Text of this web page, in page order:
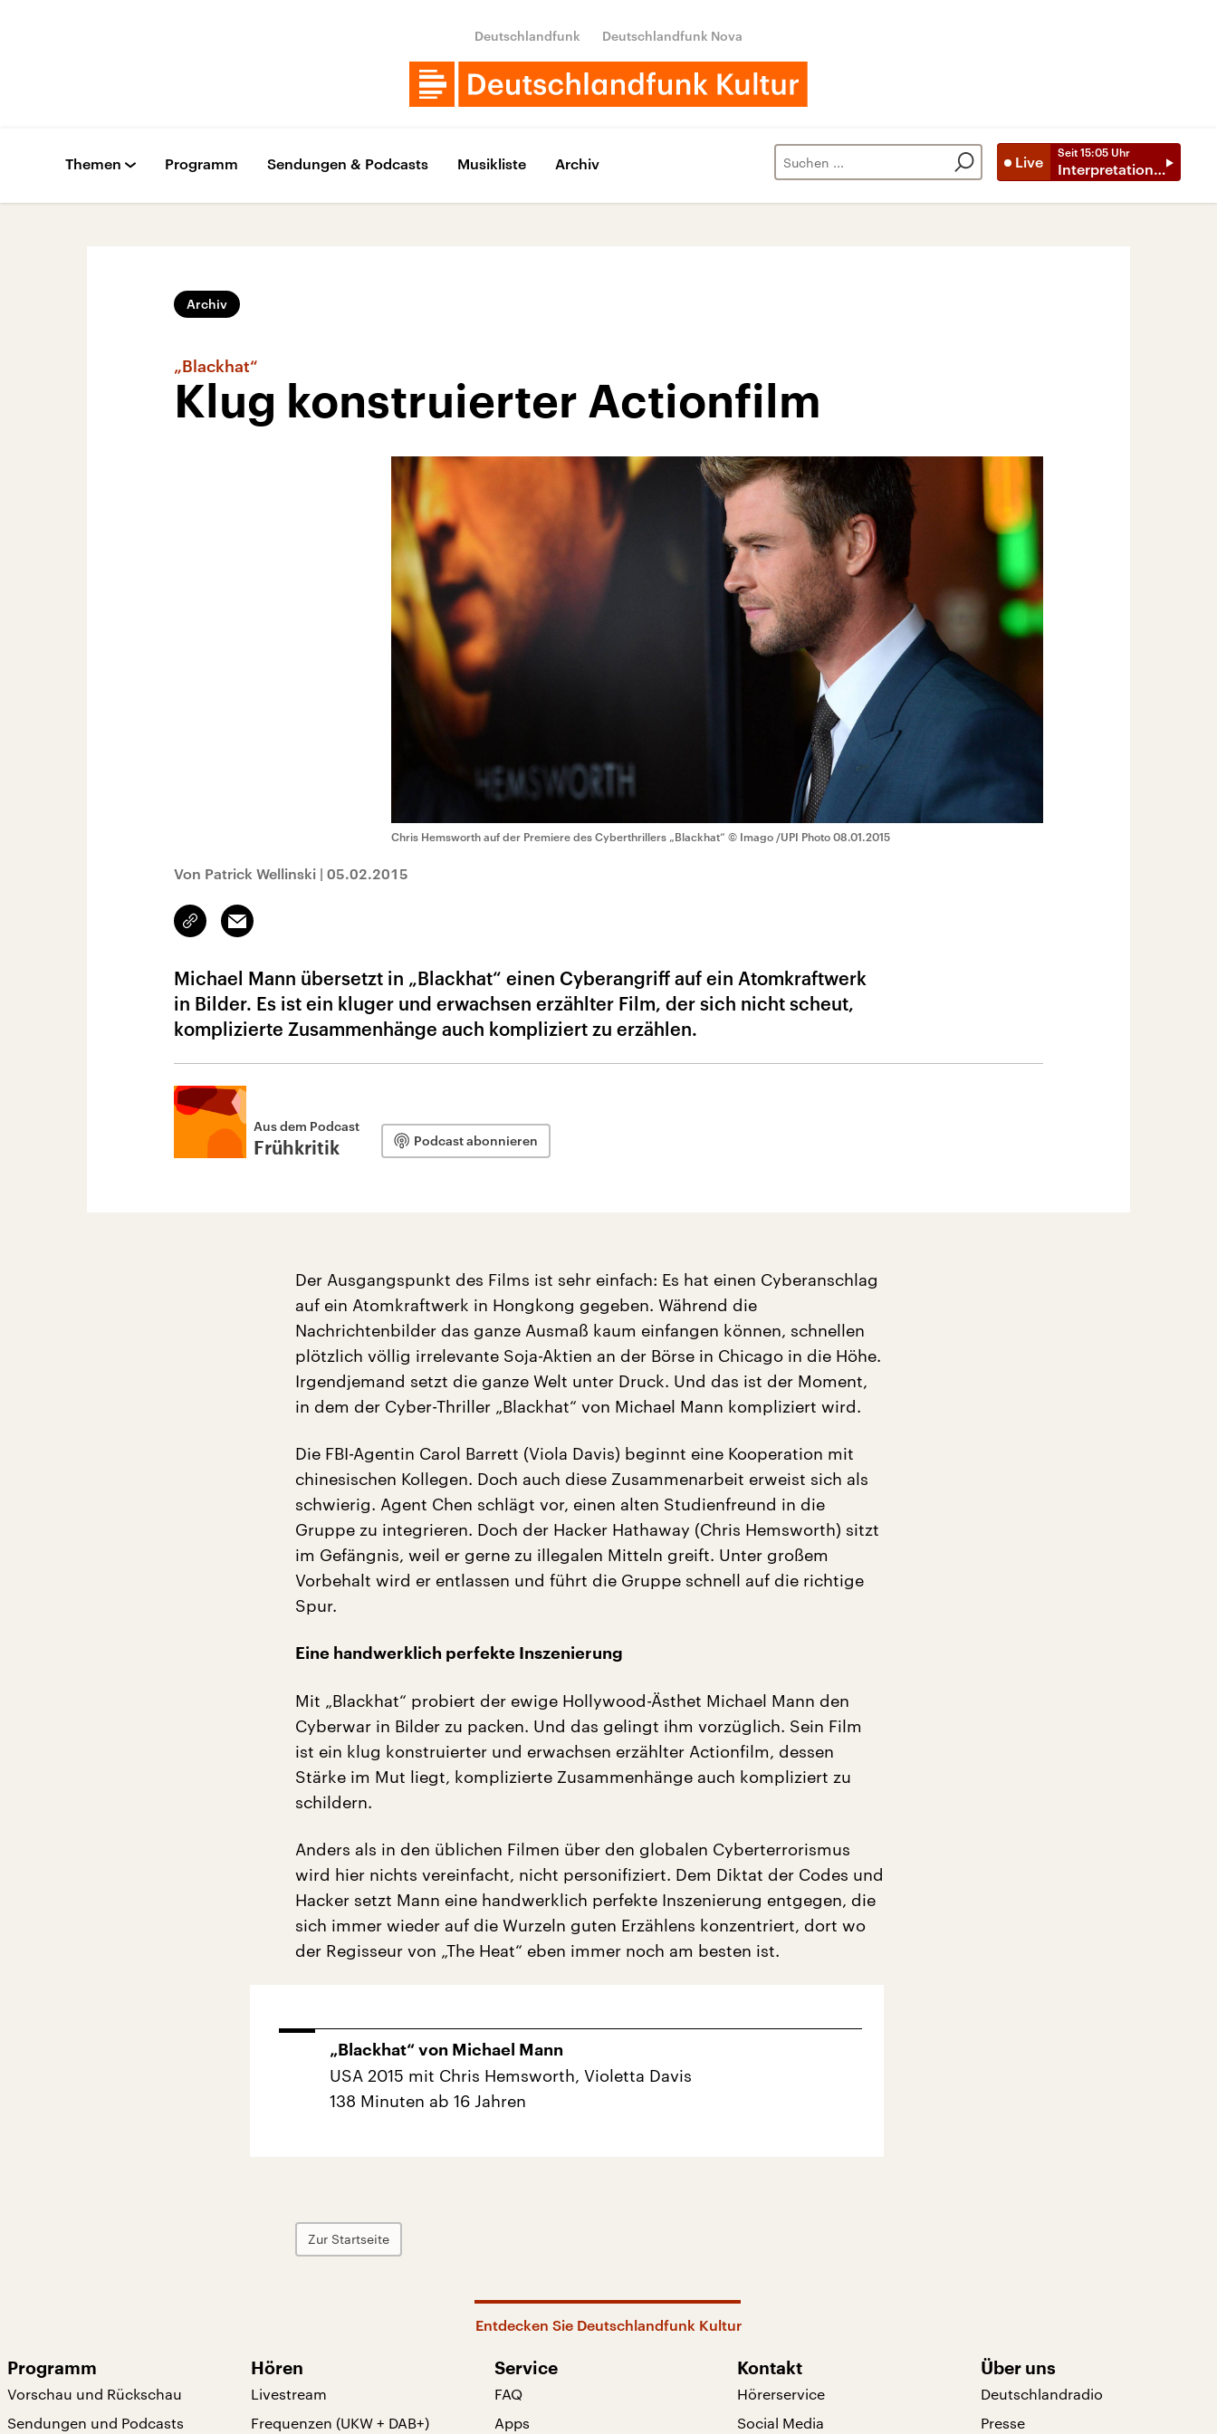
Deutschlandfunk Deutschlandfunk Nova
Live
Seit 15:05 Uhr
Interpretationen
Themen Programm Sendungen & Podcasts Musikliste Archiv
Archiv
„Blackhat“
Klug konstruierter Actionfilm
Chris Hemsworth auf der Premiere des Cyberthrillers „Blackhat“ © Imago /UPI Photo 08.01.2015
Von Patrick Wellinski | 05.02.2015
Link
kopieren/teilen
Email
Michael Mann übersetzt in „Blackhat“ einen Cyberangriff auf ein Atomkraftwerk
in Bilder. Es ist ein kluger und erwachsen erzählter Film, der sich nicht scheut,
komplizierte Zusammenhänge auch kompliziert zu erzählen.
Aus dem Podcast
Frühkritik Podcast abonnieren
Der Ausgangspunkt des Films ist sehr einfach: Es hat einen Cyberanschlag
auf ein Atomkraftwerk in Hongkong gegeben. Während die
Nachrichtenbilder das ganze Ausmaß kaum einfangen können, schnellen
plötzlich völlig irrelevante Soja-Aktien an der Börse in Chicago in die Höhe.
Irgendjemand setzt die ganze Welt unter Druck. Und das ist der Moment,
in dem der Cyber-Thriller „Blackhat“ von Michael Mann kompliziert wird.
Die FBI-Agentin Carol Barrett (Viola Davis) beginnt eine Kooperation mit
chinesischen Kollegen. Doch auch diese Zusammenarbeit erweist sich als
schwierig. Agent Chen schlägt vor, einen alten Studienfreund in die
Gruppe zu integrieren. Doch der Hacker Hathaway (Chris Hemsworth) sitzt
im Gefängnis, weil er gerne zu illegalen Mitteln greift. Unter großem
Vorbehalt wird er entlassen und führt die Gruppe schnell auf die richtige
Spur.
Eine handwerklich perfekte Inszenierung
Mit „Blackhat“ probiert der ewige Hollywood-Ästhet Michael Mann den
Cyberwar in Bilder zu packen. Und das gelingt ihm vorzüglich. Sein Film
ist ein klug konstruierter und erwachsen erzählter Actionfilm, dessen
Stärke im Mut liegt, komplizierte Zusammenhänge auch kompliziert zu
schildern.
Anders als in den üblichen Filmen über den globalen Cyberterrorismus
wird hier nichts vereinfacht, nicht personifiziert. Dem Diktat der Codes und
Hacker setzt Mann eine handwerklich perfekte Inszenierung entgegen, die
sich immer wieder auf die Wurzeln guten Erzählens konzentriert, dort wo
der Regisseur von „The Heat“ eben immer noch am besten ist.
„Blackhat“ von Michael Mann
USA 2015 mit Chris Hemsworth, Violetta Davis
138 Minuten ab 16 Jahren
Zur Startseite
Entdecken Sie Deutschlandfunk Kultur
Programm
Vorschau und Rückschau
Sendungen und Podcasts
Hören
Livestream
Frequenzen (UKW + DAB+)
Service
FAQ
Apps
Kontakt
Hörerservice
Social Media
Über uns
Deutschlandradio
Presse